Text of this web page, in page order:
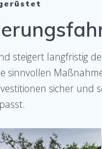
steigert langfristig
sinnvollen
sicher und